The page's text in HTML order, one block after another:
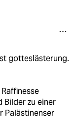
gotteslästerung.
Bilder zu einer
Palästinenser